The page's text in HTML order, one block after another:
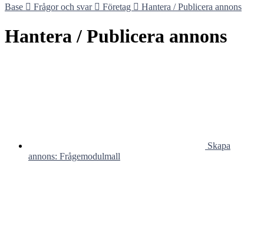
Base  Frågor och svar  Företag  Hantera / Publicera annons
Hantera / Publicera annons
Skapa
annons: Frågemodulmall